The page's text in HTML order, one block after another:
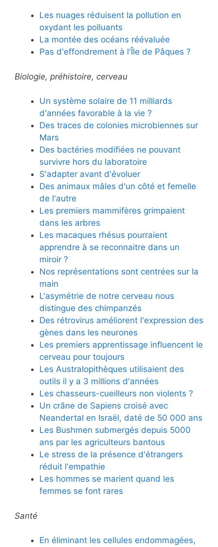
Les nuages réduisent la pollution en
oxydant les polluants
La montée des océans réévaluée
Pas d'effondrement à l'Île de Pâques ?
Biologie, préhistoire, cerveau
Un système solaire de 11 milliards
d'années favorable à la vie ?
Des traces de colonies microbiennes sur
Mars
Des bactéries modifiées ne pouvant
survivre hors du laboratoire
S'adapter avant d'évoluer
Des animaux mâles d'un côté et femelle
de l'autre
Les premiers mammifères grimpaient
dans les arbres
Les macaques rhésus pourraient
apprendre à se reconnaitre dans un
miroir ?
Nos représentations sont centrées sur la
main
L'asymétrie de notre cerveau nous
distingue des chimpanzés
Des rétrovirus améliorent l'expression des
gènes dans les neurones
Les premiers apprentissage influencent le
cerveau pour toujours
Les Australopithèques utilisaient des
outils il y a 3 millions d'années
Les chasseurs-cueilleurs non violents ?
Un crâne de Sapiens croisé avec
Neandertal en Israël, daté de 50 000 ans
Les Bushmen submergés depuis 5000
ans par les agriculteurs bantous
Le stress de la présence d'étrangers
réduit l'empathie
Les hommes se marient quand les
femmes se font rares
Santé
En éliminant les cellules endommagées,